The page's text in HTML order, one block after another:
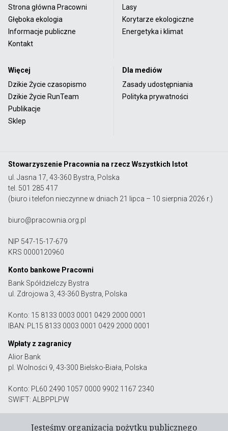
Strona główna Pracowni
Głęboka ekologia
Informacje publiczne
Kontakt
Lasy
Korytarze ekologiczne
Energetyka i klimat
Więcej
Dzikie Życie czasopismo
Dzikie Życie RunTeam
Publikacje
Sklep
Dla mediów
Zasady udostępniania
Polityka prywatności
Stowarzyszenie Pracownia na rzecz Wszystkich Istot
ul. Jasna 17, 43-360 Bystra, Polska
tel. 501 285 417
(biuro i telefon nieczynne w dniach 21 lipca – 10 sierpnia 2026 r.)
biuro@pracownia.org.pl
NIP 547-15-17-679
KRS 0000120960
Konto bankowe Pracowni
Bank Spółdzielczy Bystra
ul. Zdrojowa 3, 43-360 Bystra, Polska
Konto: 15 8133 0003 0001 0429 2000 0001
IBAN: PL15 8133 0003 0001 0429 2000 0001
Wpłaty z zagranicy
Alior Bank
pl. Wolności 9, 43-300 Bielsko-Biała, Polska
Konto: PL60 2490 1057 0000 9902 1167 2340
SWIFT: ALBPPLPW
Jesteśmy organizacją pożytku publicznego